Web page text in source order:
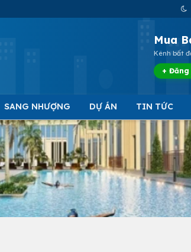
Mua
Kênh bất
+
SANG NHƯỢNG DỰ ÁN TIN TỨC